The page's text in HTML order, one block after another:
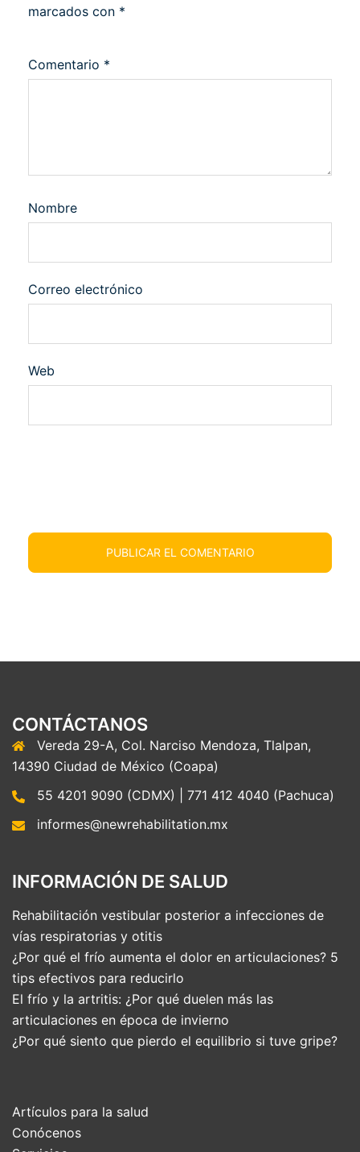
marcados con *
Comentario *
Nombre
Correo electrónico
Web
CONTÁCTANOS
Vereda 29-A, Col. Narciso Mendoza, Tlalpan,
14390 Ciudad de México (Coapa)
55 4201 9090 (CDMX) | 771 412 4040 (Pachuca)
informes@newrehabilitation.mx
INFORMACIÓN DE SALUD
Rehabilitación vestibular posterior a infecciones de
vías respiratorias y otitis
¿Por qué el frío aumenta el dolor en articulaciones? 5
tips efectivos para reducirlo
El frío y la artritis: ¿Por qué duelen más las
articulaciones en época de invierno
¿Por qué siento que pierdo el equilibrio si tuve gripe?
Artículos para la salud
Conócenos